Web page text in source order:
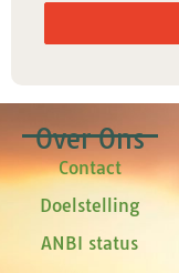
Over Ons
Contact
Doelstelling
ANBI status